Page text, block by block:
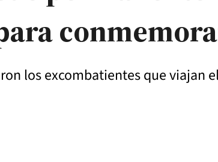
los excombatientes que viajan